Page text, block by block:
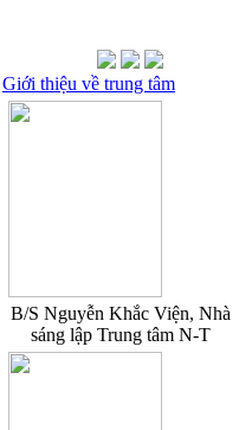
Giới thiệu về trung tâm
B/S Nguyễn Khắc Viện, Nhà
sáng lập Trung tâm N-T